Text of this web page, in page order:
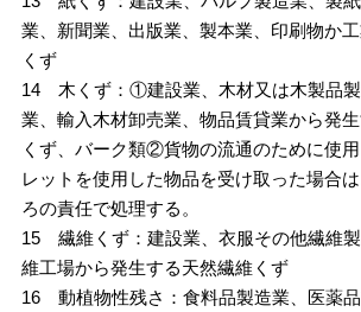
業、新聞業、出版業、製本業、印刷物か
くず
14 木くず：①建設業、木材又は木製品製
業、輸入木材卸売業、物品賃貸業から発
くず、バーク類②貨物の流通のために使
レットを使用した物品を受け取った場合
ろの責任で処理する。
15 繊維くず：建設業、衣服その他繊維
維工場から発生する天然繊維くず
16 動植物性残さ：食料品製造業、医薬